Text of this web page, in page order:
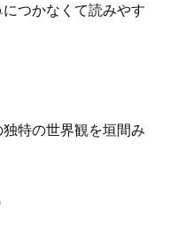
つかなくて読みやす
独特の世界観を垣間み